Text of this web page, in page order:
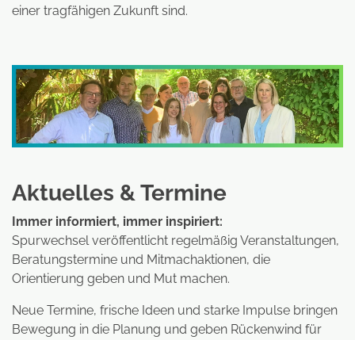
einer tragfähigen Zukunft sind.
Aktuelles & Termine
Immer informiert, immer inspiriert:
Spurwechsel veröffentlicht regelmäßig Veranstaltungen,
Beratungstermine und Mitmachaktionen, die
Orientierung geben und Mut machen.
Neue Termine, frische Ideen und starke Impulse bringen
Bewegung in die Planung und geben Rückenwind für